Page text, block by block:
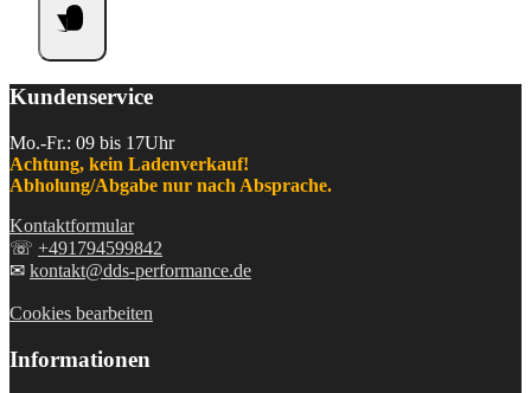
Kundenservice
Mo.-Fr.: 09 bis 17Uhr
Achtung, kein Ladenverkauf!
Abholung/Abgabe nur nach Absprache.
Kontaktformular
☏ +491794599842
✉ kontakt@dds-performance.de
Cookies bearbeiten
Informationen